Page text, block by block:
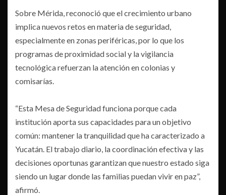
Sobre Mérida, reconoció que el crecimiento urbano
implica nuevos retos en materia de seguridad,
especialmente en zonas periféricas, por lo que los
programas de proximidad social y la vigilancia
tecnológica refuerzan la atención en colonias y
comisarías.
“Esta Mesa de Seguridad funciona porque cada
institución aporta sus capacidades para un objetivo
común: mantener la tranquilidad que ha caracterizado a
Yucatán. El trabajo diario, la coordinación efectiva y las
decisiones oportunas garantizan que nuestro estado siga
siendo un lugar donde las familias puedan vivir en paz”,
afirmó.